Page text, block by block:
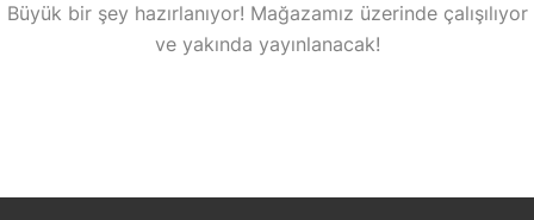
Büyük bir şey hazırlanıyor! Mağazamız üzerinde çalışılıyor
ve yakında yayınlanacak!